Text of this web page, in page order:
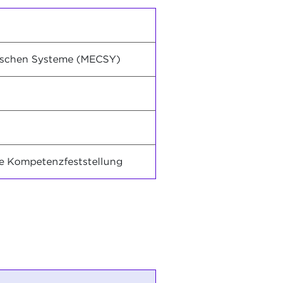
Systeme (MECSY)
Kompetenzfeststellung